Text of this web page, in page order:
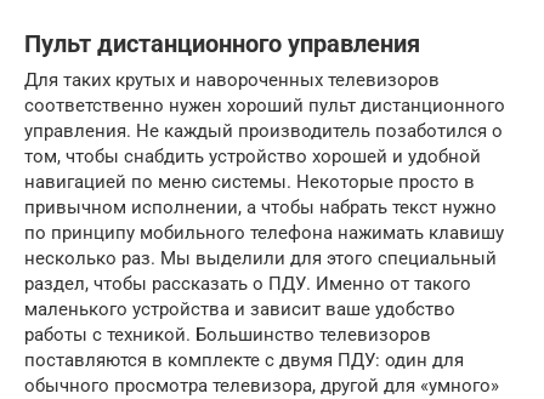
Пульт дистанционного управления
Для таких крутых и навороченных телевизоров
соответственно нужен хороший пульт дистанционного
управления. Не каждый производитель позаботился о
том, чтобы снабдить устройство хорошей и удобной
навигацией по меню системы. Некоторые просто в
привычном исполнении, а чтобы набрать текст нужно
по принципу мобильного телефона нажимать клавишу
несколько раз. Мы выделили для этого специальный
раздел, чтобы рассказать о ПДУ. Именно от такого
маленького устройства и зависит ваше удобство
работы с техникой. Большинство телевизоров
поставляются в комплекте с двумя ПДУ: один для
обычного просмотра телевизора, другой для «умного»